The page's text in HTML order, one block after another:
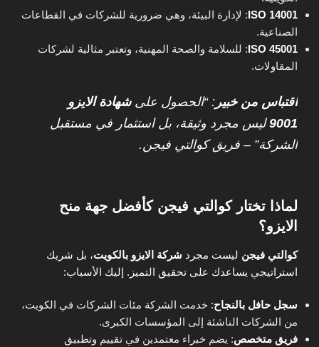
ISO 14001
: لإدارة البيئة، وهي ضرورية للشركات في القطاعات
الصناعية.
ISO 45001: للسلامة والصحة المهنية، وتعتبر مثالية لشركات
المقاولات.
اقتباس من خبير : “الحصول علىشهادة الايزو
9001ليس مجرد وثيقة، بل استثمار في مستقبل
الشركة” – فريق كوالتي فيجن.
لماذا تختار كوالتي فيجن كأفضل جهة منح
الايزو؟
كوالتي فيجن ليست مجرد شركة الايزو بالكويت، بل شريك
استراتيجي يساعدك على تحقيق التميز. إليك الأسباب:
سجل حافل بالنجاح: خدمت الشركة مئات الشركات في الكويت،
من الشركات الناشئة إلى المؤسسات الكبرى.
فريق متخصص: يضم خبراء معتمدين في تقييم وتطبيق